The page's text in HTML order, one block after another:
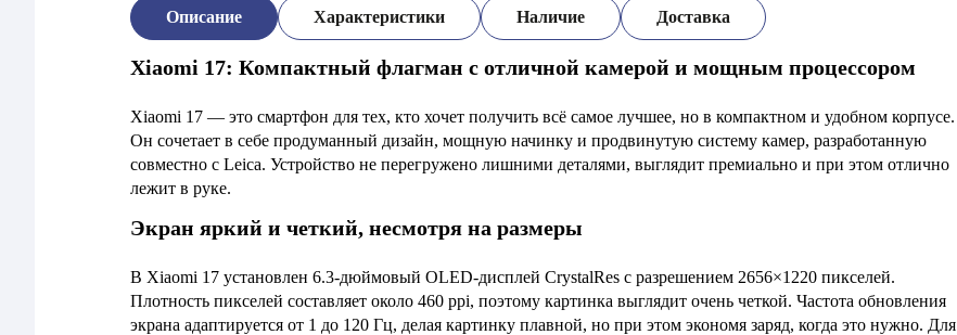
Описание Характеристики Наличие Доставка
Xiaomi 17: Компактный флагман с отличной камерой и мощным процессором
Xiaomi 17 — это смартфон для тех, кто хочет получить всё самое лучшее, но в компактном и удобном корпусе.
Он сочетает в себе продуманный дизайн, мощную начинку и продвинутую систему камер, разработанную
совместно с Leica. Устройство не перегружено лишними деталями, выглядит премиально и при этом отлично
лежит в руке.
Экран яркий и четкий, несмотря на размеры
В Xiaomi 17 установлен 6.3-дюймовый OLED-дисплей CrystalRes с разрешением 2656×1220 пикселей.
Плотность пикселей составляет около 460 ppi, поэтому картинка выглядит очень четкой. Частота обновления
экрана адаптируется от 1 до 120 Гц, делая картинку плавной, но при этом экономя заряд, когда это нужно. Для